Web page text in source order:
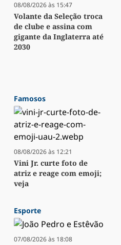
08/08/2026 às 15:47
Volante da Seleção troca
de clube e assina com
gigante da Inglaterra até
2030
Famosos
08/08/2026 às 12:21
Vini Jr. curte foto de
atriz e reage com emoji;
veja
Esporte
07/08/2026 às 18:08